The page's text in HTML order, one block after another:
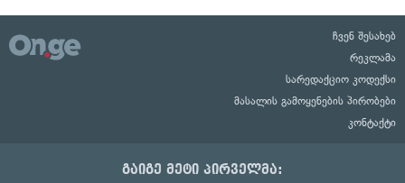
ჩვენ შესახებ
რეკლამა
სარედაქციო კოდექსი
მასალის გამოყენების პირობები
კონტაქტი
გაიგე მეტი პირველმა: